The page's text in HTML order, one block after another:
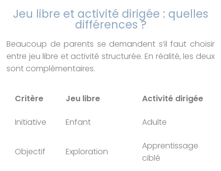
Jeu libre et activité dirigée : quelles
différences ?
Beaucoup de parents se demandent s’il faut choisir
entre jeu libre et activité structurée. En réalité, les deux
sont complémentaires.
Critère Jeu libre Activité dirigée
Initiative Enfant Adulte
Objectif Exploration
Apprentissage
ciblé